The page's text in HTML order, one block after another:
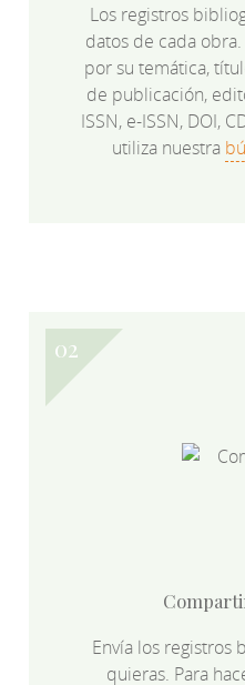
Los registros
datos de cada
por su temática,
de publicación,
ISSN, e-ISSN, DOI,
utiliza nuestra
Envía los registros
quieras. Para